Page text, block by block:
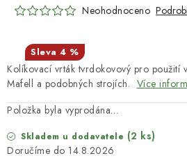
RUČNÍ NÁŘADÍ, PŘÍPRAVKY
STROJE
KONTAKTY
Kolíkovací vrták tvrdokovový pro použití
Mafell a podobných strojích. Více
Položka byla vyprodána…
Skladem u dodavatele (2 ks)
14.8.2026
Neohodnoceno
4 %